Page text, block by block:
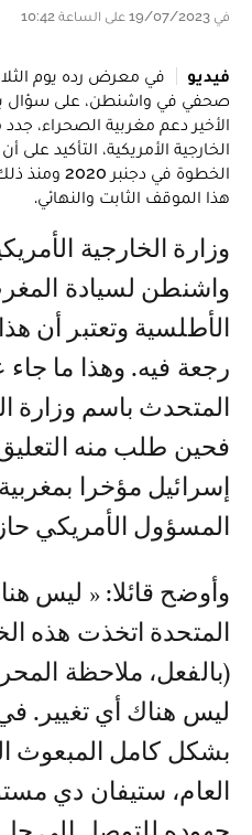
في 19/07/2023 على الساعة 10:42
فيديو
صحفي في واشنطن، على سؤال
الأخير دعم مغربية الصحراء،
الخارجية الأمريكية، التأكيد
الخطوة في
هذا الموقف الثابت والنهائي.
وزارة الخارجية الأمريكية تؤكد من جديد دعم
واشنطن لسيادة
الأطلسية وتعتبر أن
رجعة فيه. وهذا ما جاء
المتحدث باسم وزارة
فحين طلب منه
إسرائيل مؤخرا
المسؤول الأمريكي
وأوضح قائلا: « ليس
(بالفعل، ملاحظة
ليس هناك أي تغيير.
بشكل كامل المبعوث
العام، ستيفان دي